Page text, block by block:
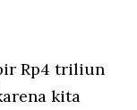
Rp4 triliun
kita